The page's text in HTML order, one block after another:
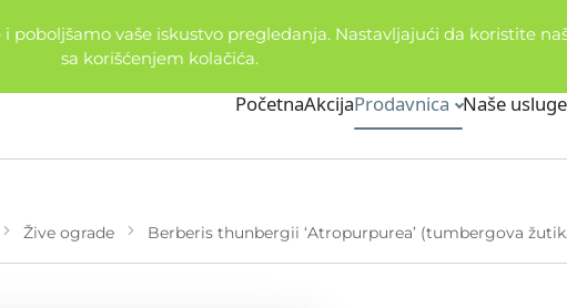
PočetnaAkcijaProdavnica Naše usluge
Žive ograde Berberis thunbergii ‘Atropurpurea’ (tumbergova
vaše iskustvo pregledanja. Nastavljajući da koristite
sa korišćenjem kolačića.